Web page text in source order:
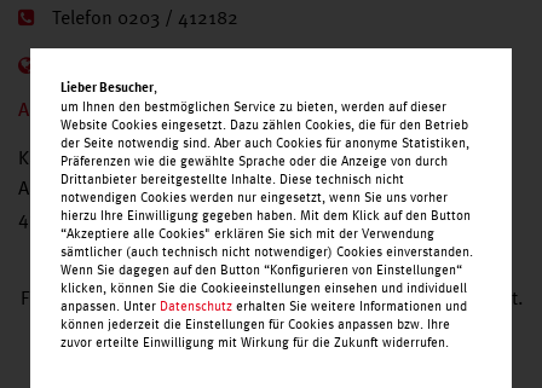
Telefon 0203 / 412182
ANBIETERINFORMATIONEN
Kamps GmbH
Auf dem Mutzer 11
41366 Schwalmtal
Frische und beste Zutaten sind immer unser oberstes Gebot.
Lieber Besucher
um Ihnen den bestmöglichen Service zu bieten, werden auf dieser
Website Cookies eingesetzt. Dazu zählen Cookies, die für den Betrieb
der Seite notwendig sind. Aber auch Cookies für anonyme Statistiken,
Präferenzen wie die gewählte Sprache oder die Anzeige von durch
Drittanbieter bereitgestellte Inhalte. Diese technisch nicht
notwendigen Cookies werden nur eingesetzt, wenn Sie uns vorher
hierzu Ihre Einwilligung gegeben haben. Mit dem Klick auf den Button
“Akzeptiere alle Cookies" erklären Sie sich mit der Verwendung
sämtlicher (auch technisch nicht notwendiger) Cookies einverstanden.
Wenn Sie dagegen auf den Button “Konfigurieren von Einstellungen“
klicken, können Sie die Cookieeinstellungen einsehen und individuell
anpassen. Unter Datenschutz erhalten Sie weitere Informationen und
können jederzeit die Einstellungen für Cookies anpassen bzw. Ihre
zuvor erteilte Einwilligung mit Wirkung für die Zukunft widerrufen.